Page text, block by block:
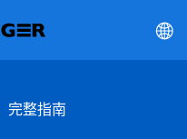
完整指南